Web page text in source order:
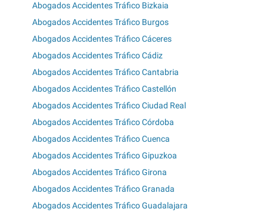
Abogados Accidentes Tráfico Bizkaia
Abogados Accidentes Tráfico Burgos
Abogados Accidentes Tráfico Cáceres
Abogados Accidentes Tráfico Cádiz
Abogados Accidentes Tráfico Cantabria
Abogados Accidentes Tráfico Castellón
Abogados Accidentes Tráfico Ciudad Real
Abogados Accidentes Tráfico Córdoba
Abogados Accidentes Tráfico Cuenca
Abogados Accidentes Tráfico Gipuzkoa
Abogados Accidentes Tráfico Girona
Abogados Accidentes Tráfico Granada
Abogados Accidentes Tráfico Guadalajara